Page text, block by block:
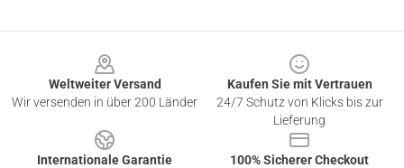
Weltweiter Versand
Wir versenden in über 200 Länder
Kaufen Sie mit Vertrauen
24/7 Schutz von Klicks bis zur
Lieferung
Internationale Garantie
100% Sicherer Checkout